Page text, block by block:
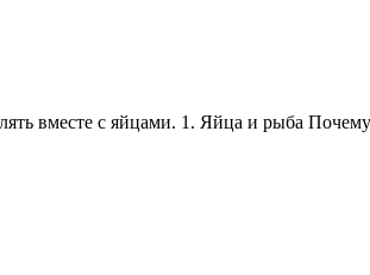
вместе с яйцами. 1. Яйца и рыба